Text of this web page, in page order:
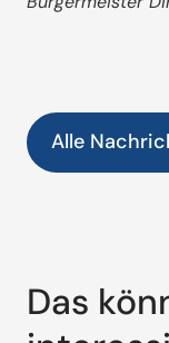
Alle
Das